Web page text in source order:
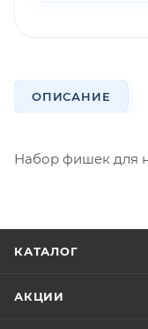
ОПИСАНИЕ
Набор фишек для
КАТАЛОГ
АКЦИИ